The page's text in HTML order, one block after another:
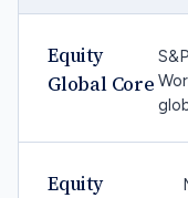
Equity
Global Core
Equity